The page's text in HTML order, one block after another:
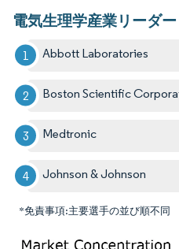
電気生理学産業リーダー
Abbott Laboratories
Boston Scientific
Medtronic
Johnson & Johnson
*免責事項:主要選手の並び順不同